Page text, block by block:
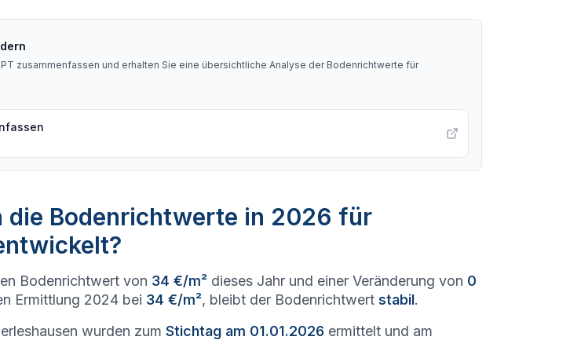
zusammenfassen und erhalten Sie eine übersichtliche Analyse der Bodenrichtwerte für
die Bodenrichtwerte in 2026 für
Bodenrichtwert von 34 €/m² dieses Jahr und einer Veränderung von 0
Ermittlung 2024 bei 34 €/m², bleibt der Bodenrichtwert stabil.
wurden zum Stichtag am 01.01.2026 ermittelt und am